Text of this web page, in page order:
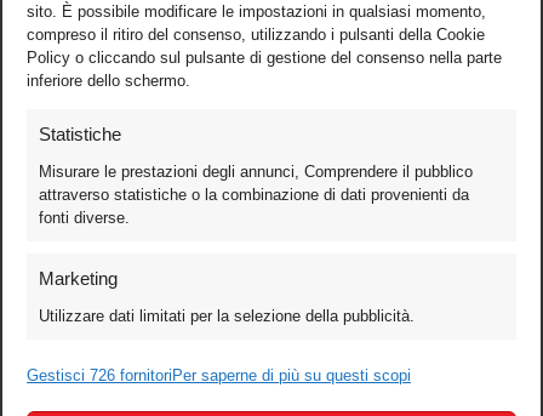
sito. È possibile modificare le impostazioni in qualsiasi momento,
compreso il ritiro del consenso, utilizzando i pulsanti della Cookie
Policy o cliccando sul pulsante di gestione del consenso nella parte
inferiore dello schermo.
Statistiche
Misurare le prestazioni degli annunci, Comprendere il pubblico
attraverso statistiche o la combinazione di dati provenienti da
fonti diverse.
Marketing
Utilizzare dati limitati per la selezione della pubblicità.
Gestisci 726 fornitori Per saperne di più su questi scopi
Games
Test